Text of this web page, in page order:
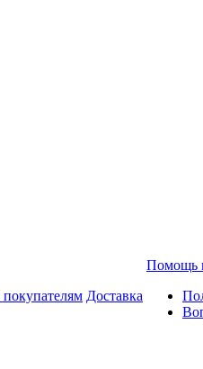
Доставка
Помощь